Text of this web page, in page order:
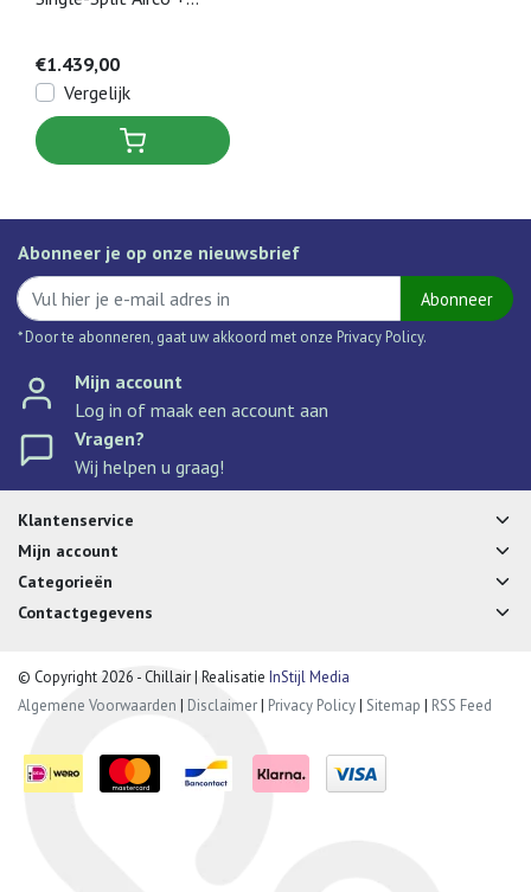
bediening - 2,5 kW
€1.439,00
Vergelijk
Abonneer je op onze nieuwsbrief
Abonneer
* Door te abonneren, gaat uw akkoord met onze Privacy Policy.
Mijn account
Log in of maak een account aan
Vragen?
Wij helpen u graag!
Klantenservice
Mijn account
Categorieën
Contactgegevens
© Copyright 2026 - Chillair | Realisatie InStijl Media
Algemene Voorwaarden | Disclaimer| Privacy Policy| Sitemap | RSS Feed